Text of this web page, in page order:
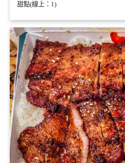
甜點(線上：1)